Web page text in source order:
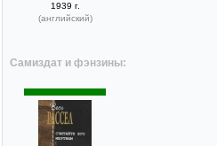
1939 г.
(английский)
Самиздат и фэнзины: